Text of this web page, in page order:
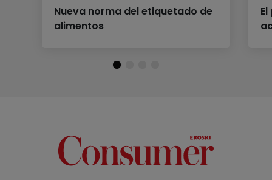
Nueva norma del etiquetado de
alimentos